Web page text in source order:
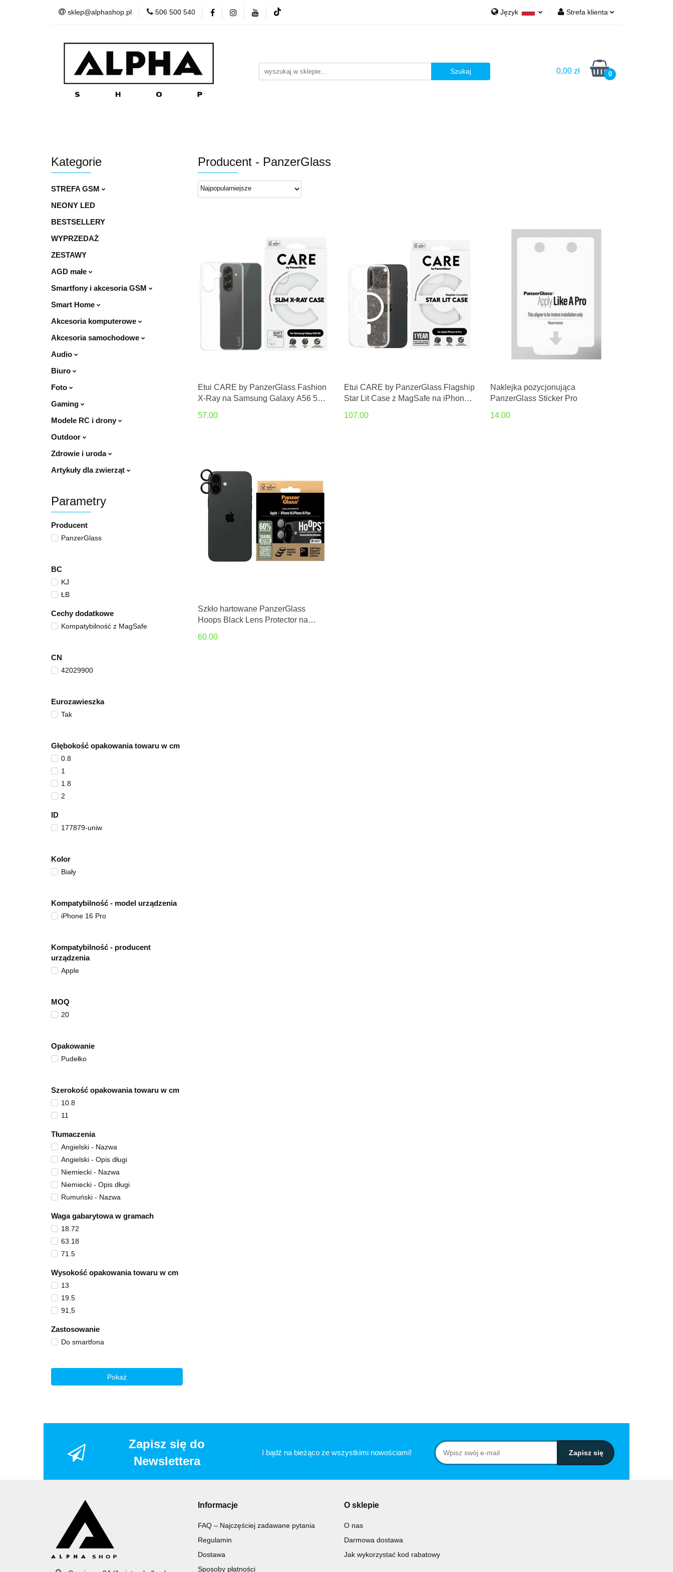
sklep@alphashop.pl 506 500 540 Język Strefa klienta
Dodaj zgłoszenie
Zgody cookies
0,00 zł 0
STREFA GSM NEONY LED
Kategorie
STREFA GSM
NEONY LED
BESTSELLERY
WYPRZEDAŻ
ZESTAWY
AGD małe
Smartfony i akcesoria GSM
Smart Home
Akcesoria komputerowe
Akcesoria samochodowe
Audio
Biuro
Foto
Gaming
Modele RC i drony
Outdoor
Zdrowie i uroda
Artykuły dla zwierząt
Parametry
Producent
PanzerGlass
BC
KJ
ŁB
Cechy dodatkowe
Kompatybilność z MagSafe
CN
42029900
Eurozawieszka
Tak
Głębokość opakowania towaru w cm
0.8
1
1.8
2
ID
177879-uniw
Kolor
Biały
Kompatybilność - model urządzenia
iPhone 16 Pro
Kompatybilność - producent
urządzenia
Apple
MOQ
20
Opakowanie
Pudełko
Szerokość opakowania towaru w cm
10.8
11
Tłumaczenia
Angielski - Nazwa
Angielski - Opis długi
Niemiecki - Nazwa
Niemiecki - Opis długi
Rumuński - Nazwa
Waga gabarytowa w gramach
18.72
63.18
71.5
Wysokość opakowania towaru w cm
13
19.5
91,5
Zastosowanie
Do smartfona
Pokaż
Producent - PanzerGlass
Etui CARE by PanzerGlass Fashion
X-Ray na Samsung Galaxy A56 5G -
57.00
Etui CARE by PanzerGlass Flagship
Star Lit Case z MagSafe na iPhone
107.00
Naklejka pozycjonująca
PanzerGlass Sticker Pro
14.00
Szkło hartowane PanzerGlass
Hoops Black Lens Protector na
60.00
Zapisz się do
Newslettera
I bądź na bieżąco ze wszystkimi nowościami!
Informacje
FAQ – Najczęściej zadawane pytania
Regulamin
Dostawa
Sposoby płatności
O sklepie
O nas
Darmowa dostawa
Jak wykorzystać kod rabatowy